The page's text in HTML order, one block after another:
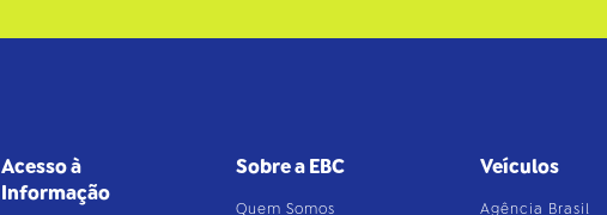
Acesso à
Informação
Sobre a EBC
Quem Somos
Veículos
Agência Brasil